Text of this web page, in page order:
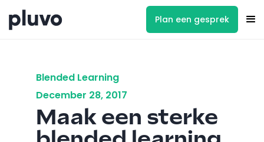
Plan een gesprek
Blended Learning
December 28, 2017
Maak een sterke